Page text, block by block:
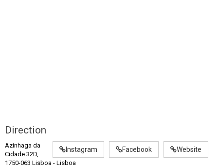
Direction
Website
Facebook
Instagram
Azinhaga da
Cidade 32D,
1750-063 Lisboa - Lisboa